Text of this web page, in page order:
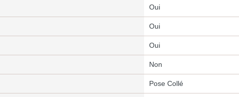
Oui
Oui
Oui
Non
Pose Collé